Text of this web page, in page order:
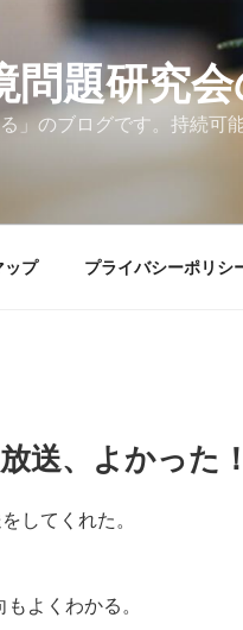
問題研究
」のブログです。持続
ップ プライバシーポリシ
送、よかった！
してくれた。
よくわかる。